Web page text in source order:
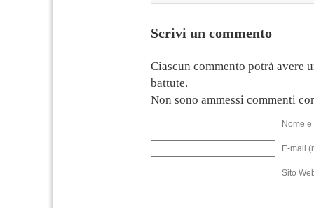
Scrivi un commento
Ciascun commento potrà avere
battute.
Non sono ammessi commenti
Nome
E-mail
Sito